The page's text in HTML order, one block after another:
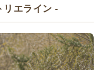
リエライン -